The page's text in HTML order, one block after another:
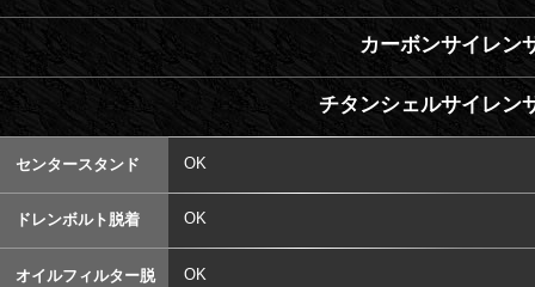
カーボンサイレン
チタンシェルサイレン
センタースタンド OK
ドレンボルト脱着 OK
オイルフィルター脱
OK